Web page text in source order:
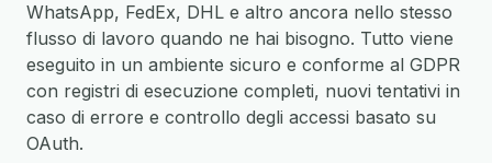
WhatsApp, FedEx, DHL e altro ancora nello stesso
flusso di lavoro quando ne hai bisogno. Tutto viene
eseguito in un ambiente sicuro e conforme al GDPR
con registri di esecuzione completi, nuovi tentativi in
caso di errore e controllo degli accessi basato su
OAuth.